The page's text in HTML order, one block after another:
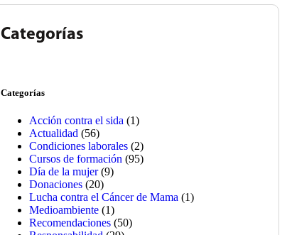
Categorías
Categorías
Acción contra el sida (1)
Actualidad (56)
Condiciones laborales (2)
Cursos de formación (95)
Día de la mujer(9)
Donaciones (20)
Lucha contra el Cáncer de Mama (1)
Medioambiente (1)
Recomendaciones (50)